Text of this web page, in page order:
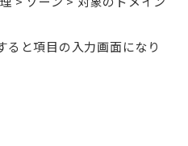
ると項目の入力画面になり